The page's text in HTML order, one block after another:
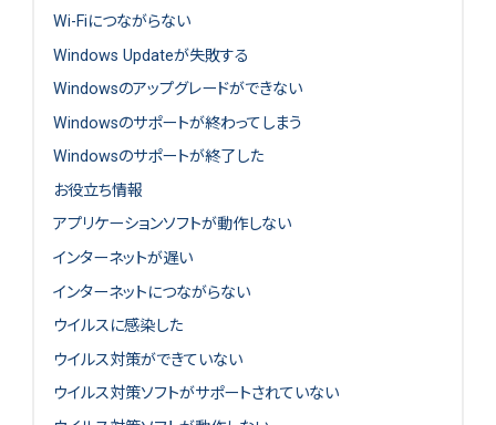
Wi-Fiにつながらない
Windows Updateが失敗する
Windowsのアップグレードができない
Windowsのサポートが終わってしまう
Windowsのサポートが終了した
お役立ち情報
アプリケーションソフトが動作しない
インターネットが遅い
インターネットにつながらない
ウイルスに感染した
ウイルス対策ができていない
ウイルス対策ソフトがサポートされていない